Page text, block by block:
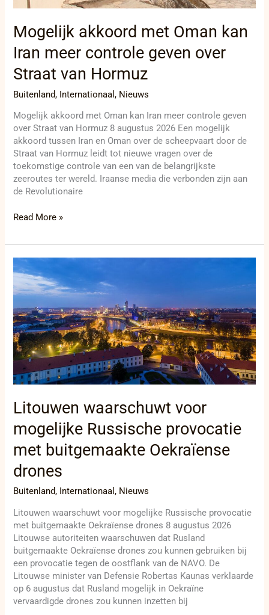
Mogelijk akkoord met Oman kan
Iran meer controle geven over
Straat van Hormuz
Buitenland, Internationaal , Nieuws
Mogelijk akkoord met Oman kan Iran meer controle geven
over Straat van Hormuz 8 augustus 2026 Een mogelijk
akkoord tussen Iran en Oman over de scheepvaart door de
Straat van Hormuz leidt tot nieuwe vragen over de
toekomstige controle van een van de belangrijkste
zeeroutes ter wereld. Iraanse media die verbonden zijn aan
de Revolutionaire
Read More »
Litouwen waarschuwt voor
mogelijke Russische provocatie
met buitgemaakte Oekraïense
drones
Buitenland, Internationaal, Nieuws
Litouwen waarschuwt voor mogelijke Russische provocatie
met buitgemaakte Oekraïense drones 8 augustus 2026
Litouwse autoriteiten waarschuwen dat Rusland
buitgemaakte Oekraïense drones zou kunnen gebruiken bij
een provocatie tegen de oostflank van de NAVO. De
Litouwse minister van Defensie Robertas Kaunas verklaarde
op 6 augustus dat Rusland mogelijk in Oekraïne
vervaardigde drones zou kunnen inzetten bij
Litouwen
waarschuwt
voor
Russische
provocatie
met
buitgemaakte
Oekraïense
drones